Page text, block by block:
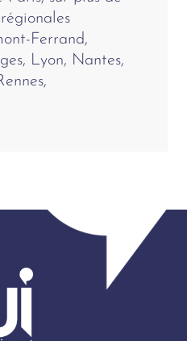
Ferrand,
Lyon, Nantes,